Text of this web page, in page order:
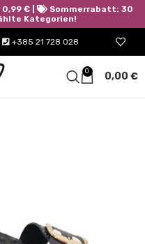
+385 21 728 028
0 0,00 €
€ |
Sommerrabatt: 30
Kategorien!